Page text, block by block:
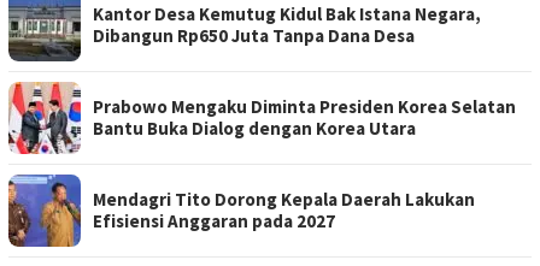
Kantor Desa Kemutug Kidul Bak Istana Negara,
Dibangun Rp650 Juta Tanpa Dana Desa
Prabowo Mengaku Diminta Presiden Korea Selatan
Bantu Buka Dialog dengan Korea Utara
Mendagri Tito Dorong Kepala Daerah Lakukan
Efisiensi Anggaran pada 2027